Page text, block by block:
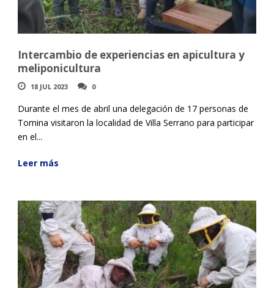
Intercambio de experiencias en apicultura y
meliponicultura
18 JUL 2023 0
Durante el mes de abril una delegación de 17 personas de
Tomina visitaron la localidad de Villa Serrano para participar
en el...
Leer más